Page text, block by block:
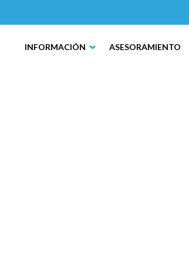
INFORMACIÓN ASESORAMIENTO